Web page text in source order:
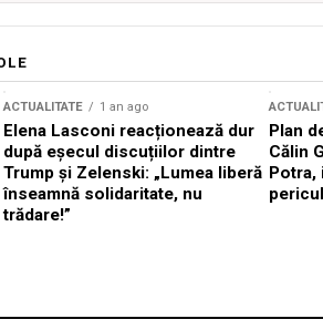
ACTUALITATE 1 an ago
Elena Lasconi reacționează dur
după eșecul discuțiilor dintre
Trump și Zelenski: „Lumea liberă
înseamnă solidaritate, nu
trădare!”
Plan
Călin
Potra,